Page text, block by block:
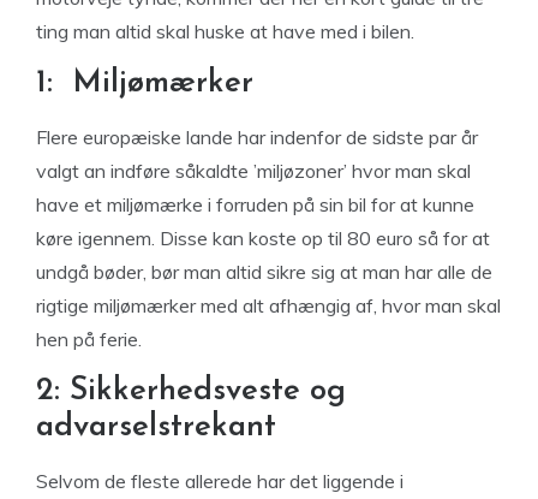
ting man altid skal huske at have med i bilen.
1: Miljømærker
Flere europæiske lande har indenfor de sidste par år
valgt an indføre såkaldte ’miljøzoner’ hvor man skal
have et miljømærke i forruden på sin bil for at kunne
køre igennem. Disse kan koste op til 80 euro så for at
undgå bøder, bør man altid sikre sig at man har alle de
rigtige miljømærker med alt afhængig af, hvor man skal
hen på ferie.
2: Sikkerhedsveste og
advarselstrekant
Selvom de fleste allerede har det liggende i